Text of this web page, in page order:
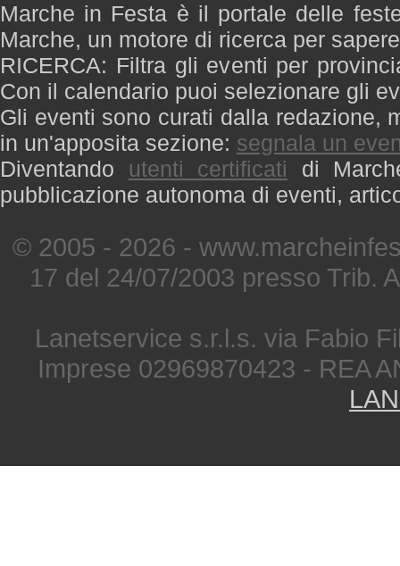
Marche in Festa è il portale delle
Marche, un motore di ricerca per
RICERCA: Filtra gli eventi per
Con il calendario puoi selezionare gli
Gli eventi sono curati dalla redazione,
in un'apposita sezione: segnala un
Diventando utenti certificati di
pubblicazione autonoma di eventi,
© 2005 - 2026 -
17 del 24/07/2003 presso Trib.
Lanetservice s.r.l.s. via Fabio
Imprese 02969870423 - REA